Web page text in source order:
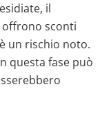
il
offrono sconti
un rischio noto.
questa fase può